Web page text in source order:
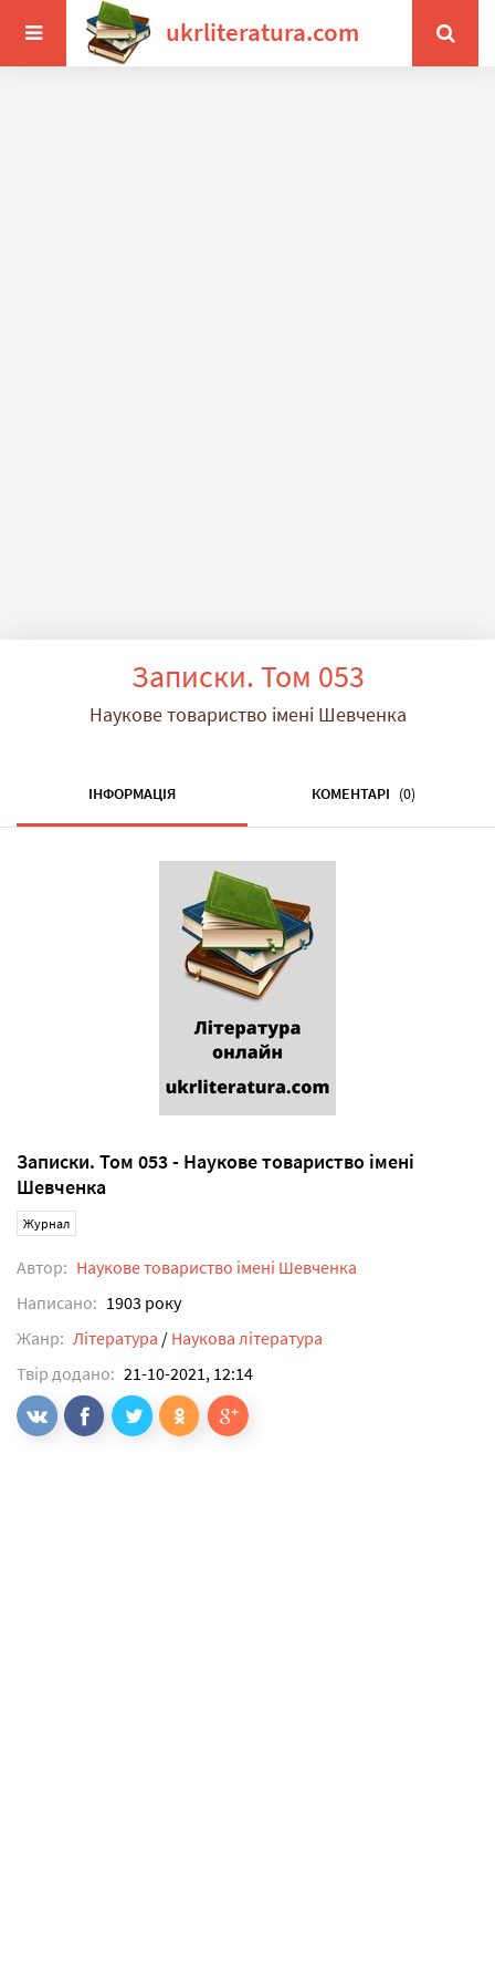
ukrliteratura.com
Записки. Том 053
Наукове товариство імені Шевченка
ІНФОРМАЦІЯ КОМЕНТАРІ (0)
Записки. Том 053 - Наукове товариство імені
Шевченка
Журнал
Автор: Наукове товариство імені Шевченка
Написано: 1903 року
Жанр: Література / Наукова література
Твір додано: 21-10-2021, 12:14